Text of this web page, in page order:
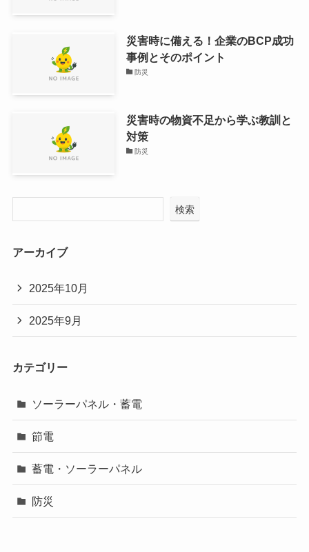
災害時に備える！企業のBCP成功
事例とそのポイント
防災
災害時の物資不足から学ぶ教訓と
対策
防災
検索
アーカイブ
2025年10月
2025年9月
カテゴリー
ソーラーパネル・蓄電
節電
蓄電・ソーラーパネル
防災